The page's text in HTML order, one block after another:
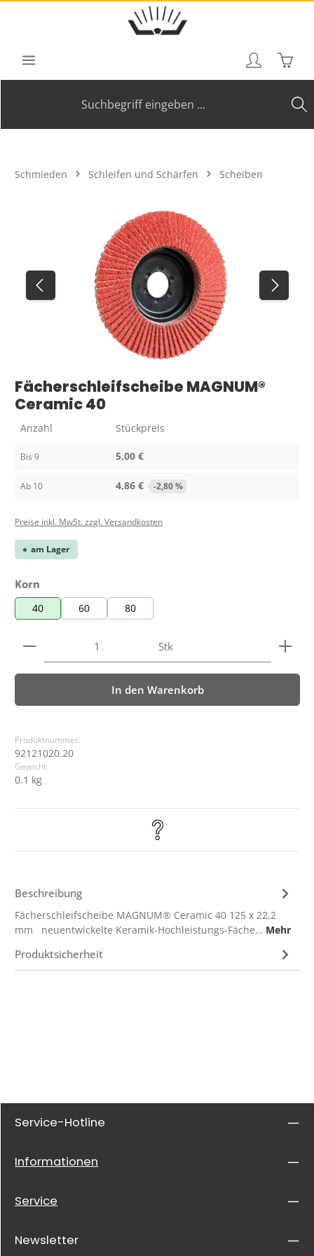
Zum Hauptinhalt springen
Schmieden Schleifen und Schärfen Scheiben
Bildergalerie überspringen
Fächerschleifscheibe MAGNUM®
Ceramic 40
Anzahl Stückpreis
Bis9 5,00 €
Ab 10 4,86 € -2,80 %
Preise inkl. MwSt. zzgl. Versandkosten
am Lager
Korn
40 60 80
Produkt Anzahl: Gib den gewünschten Wert ein
Stk
In den Warenkorb
Produktnummer:
92121020.20
Gewicht:
0.1 kg
Beschreibung
Fächerschleifscheibe MAGNUM® Ceramic 40 125 x 22,2
mm neuentwickelte Keramik-Hochleistungs-Fäche… Mehr
Produktsicherheit
Service-Hotline
Informationen
Service
Newsletter